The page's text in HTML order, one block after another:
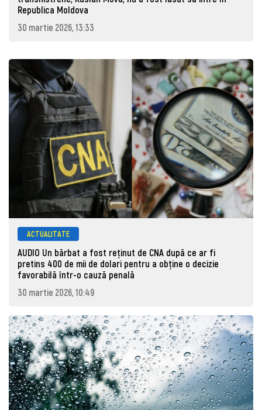
Republica Moldova
30 martie 2026, 13:33
ACTUALITATE
AUDIO Un bărbat a fost reținut de CNA după ce ar fi
pretins 400 de mii de dolari pentru a obține o decizie
favorabilă într-o cauză penală
30 martie 2026, 10:49